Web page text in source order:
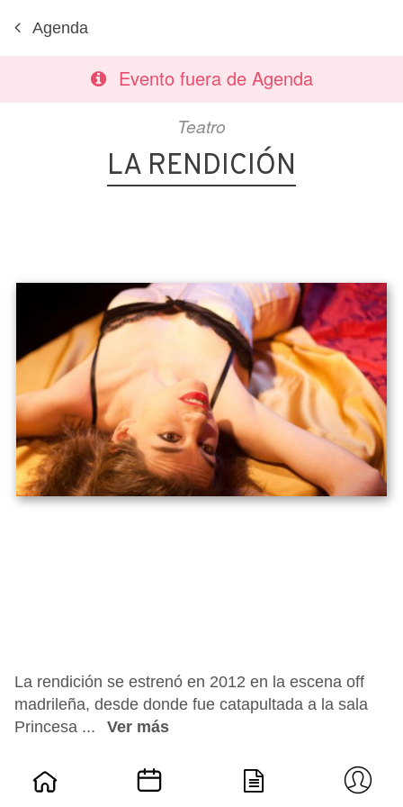
Agenda
Evento fuera de Agenda
Teatro
LA RENDICIÓN
La rendición se estrenó en 2012 en la escena off
madrileña, desde donde fue catapultada a la sala
Princesa ...
Ver más